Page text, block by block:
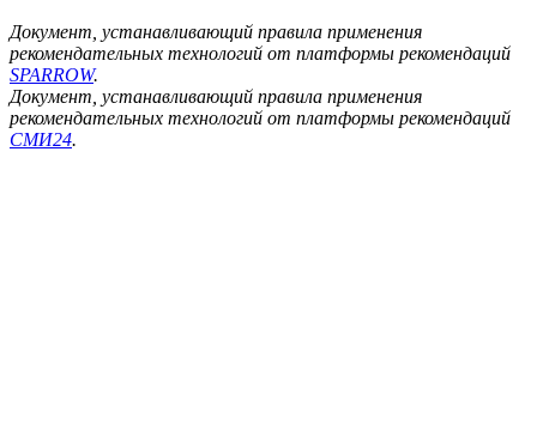
Документ, устанавливающий правила применения
рекомендательных технологий от платформы рекомендаций
SPARROW.
Документ, устанавливающий правила применения
рекомендательных технологий от платформы рекомендаций
СМИ24.